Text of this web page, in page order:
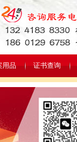
用品 证书查询